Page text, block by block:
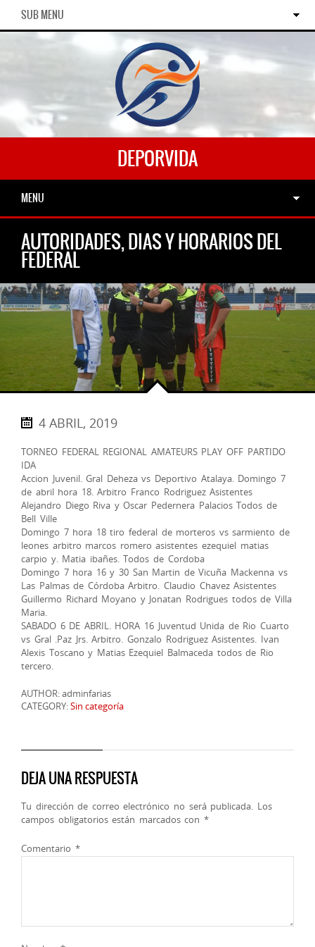
SUB MENU
DEPORVIDA
MENU
AUTORIDADES, DIAS Y HORARIOS DEL
FEDERAL
4 ABRIL, 2019
TORNEO FEDERAL REGIONAL AMATEURS PLAY OFF PARTIDO
IDA
Accion Juvenil. Gral Deheza vs Deportivo Atalaya. Domingo 7
de abril hora 18. Arbitro Franco Rodriguez Asistentes
Alejandro Diego Riva y Oscar Pedernera Palacios Todos de
Bell Ville
Domingo 7 hora 18 tiro federal de morteros vs sarmiento de
leones arbitro marcos romero asistentes ezequiel matias
carpio y. Matia ibañes. Todos de Cordoba
Domingo 7 hora 16 y 30 San Martin de Vicuña Mackenna vs
Las Palmas de Córdoba Arbitro. Claudio Chavez Asistentes
Guillermo Richard Moyano y Jonatan Rodrigues todos de Villa
Maria.
SABADO 6 DE ABRIL. HORA 16 Juventud Unida de Rio Cuarto
vs Gral .Paz Jrs. Arbitro. Gonzalo Rodriguez Asistentes. Ivan
Alexis Toscano y Matias Ezequiel Balmaceda todos de Rio
tercero.
AUTHOR: adminfarias
CATEGORY:Sin categoría
DEJA UNA RESPUESTA
Tu dirección de correo electrónico no será publicada. Los
campos obligatorios están marcados con *
Comentario *